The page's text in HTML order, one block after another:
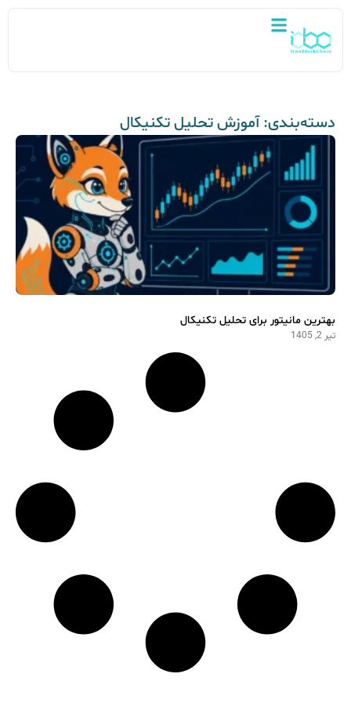
دسته‌بندی: آموزش تحلیل تکنیکال
بهترین مانیتور برای تحلیل تکنیکال
تیر 2, 1405